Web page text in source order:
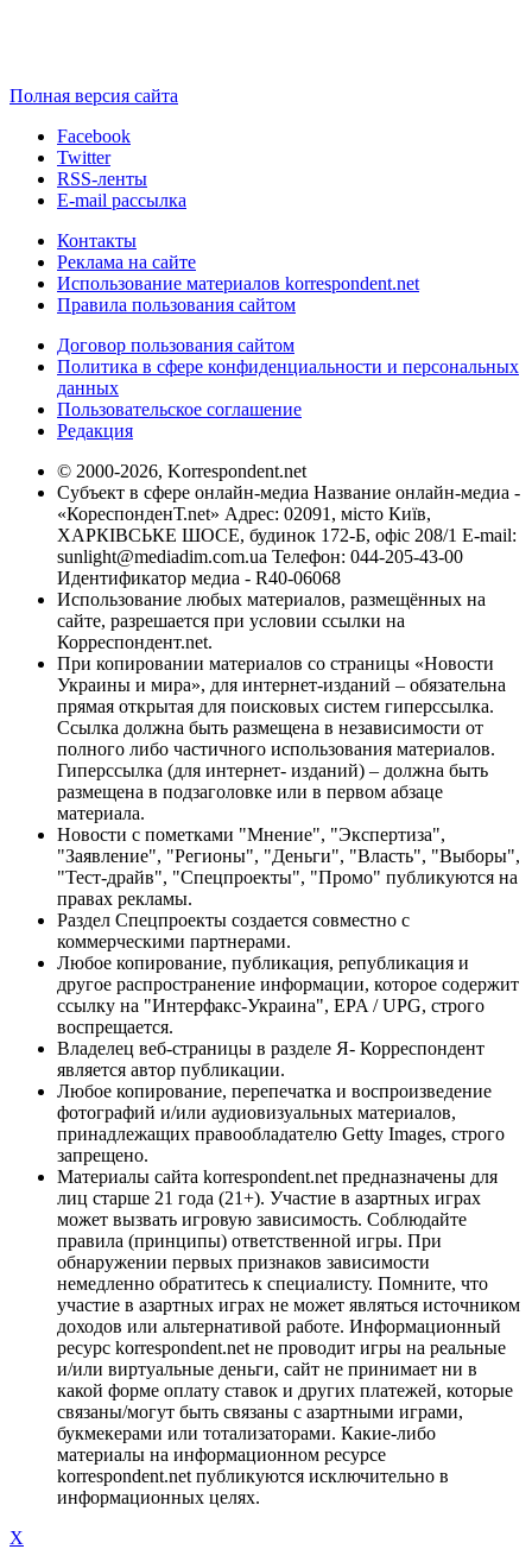
Полная версия сайта
Facebook
Twitter
RSS-ленты
E-mail рассылка
Контакты
Реклама на сайте
Использование материалов korrespondent.net
Правила пользования сайтом
Договор пользования сайтом
Политика в сфере конфиденциальности и персональных
данных
Пользовательское соглашение
Редакция
© 2000-2026, Korrespondent.net
Субъект в сфере онлайн-медиа Название онлайн-медиа -
«КореспонденТ.net» Адрес: 02091, місто Київ,
ХАРКІВСЬКЕ ШОСЕ, будинок 172-Б, офіс 208/1 E-mail:
sunlight@mediadim.com.ua Телефон: 044-205-43-00
Идентификатор медиа - R40-06068
Использование любых материалов, размещённых на
сайте, разрешается при условии ссылки на
Корреспондент.net.
При копировании материалов со страницы «Новости
Украины и мира», для интернет-изданий – обязательна
прямая открытая для поисковых систем гиперссылка.
Ссылка должна быть размещена в независимости от
полного либо частичного использования материалов.
Гиперссылка (для интернет- изданий) – должна быть
размещена в подзаголовке или в первом абзаце
материала.
Новости с пометками "Мнение", "Экспертиза",
"Заявление", "Регионы", "Деньги", "Власть", "Выборы",
"Тест-драйв", "Спецпроекты", "Промо" публикуются на
правах рекламы.
Раздел Спецпроекты создается совместно с
коммерческими партнерами.
Любое копирование, публикация, републикация и
другое распространение информации, которое содержит
ссылку на "Интерфакс-Украина", EPA / UPG, строго
воспрещается.
Владелец веб-страницы в разделе Я- Корреспондент
является автор публикации.
Любое копирование, перепечатка и воспроизведение
фотографий и/или аудиовизуальных материалов,
принадлежащих правообладателю Getty Images, строго
запрещено.
Материалы сайта korrespondent.net предназначены для
лиц старше 21 года (21+). Участие в азартных играх
может вызвать игровую зависимость. Соблюдайте
правила (принципы) ответственной игры. При
обнаружении первых признаков зависимости
немедленно обратитесь к специалисту. Помните, что
участие в азартных играх не может являться источником
доходов или альтернативой работе. Информационный
ресурс korrespondent.net не проводит игры на реальные
и/или виртуальные деньги, сайт не принимает ни в
какой форме оплату ставок и других платежей, которые
связаны/могут быть связаны с азартными играми,
букмекерами или тотализаторами. Какие-либо
материалы на информационном ресурсе
korrespondent.net публикуются исключительно в
информационных целях.
X